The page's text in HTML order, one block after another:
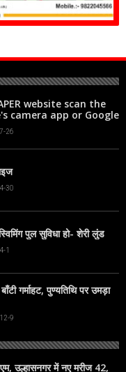
website scan the
camera app or Google
tap the web link
screen
26
30
पुल सुविधा हो- शेरी लुंड
1
गर्माहट, पुण्यतिथि पर उमड़ा
9
उल्हासनगर में नए मरीज 42,